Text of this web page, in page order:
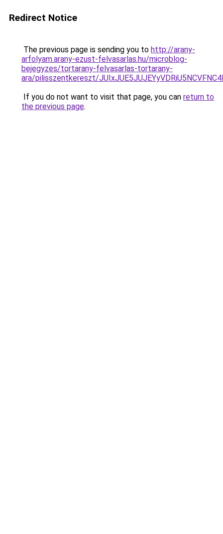
Redirect Notice
The previous page is sending you to http://arany-
arfolyam.arany-ezust-felvasarlas.hu/microblog-
bejegyzes/tortarany-felvasarlas-tortarany-
ara/pilisszentkereszt/
If you do not want to visit that page, you can return to
the previous page.